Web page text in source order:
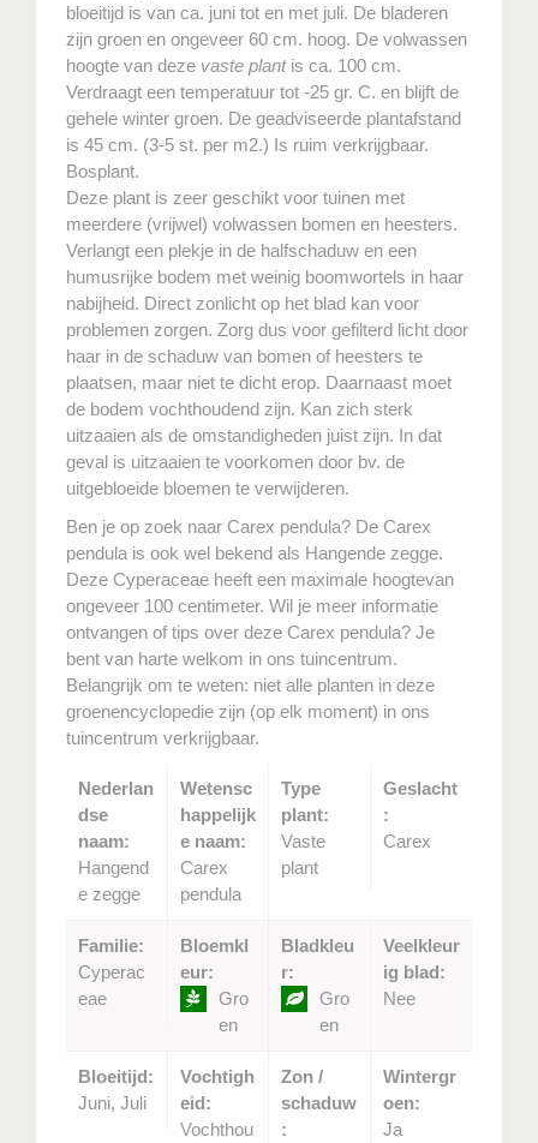
bloeitijd is van ca. juni tot en met juli. De bladeren
zijn groen en ongeveer 60 cm. hoog. De volwassen
hoogte van deze vaste plantis ca. 100 cm.
Verdraagt een temperatuur tot -25 gr. C. en blijft de
gehele winter groen. De geadviseerde plantafstand
is 45 cm. (3-5 st. per m2.) Is ruim verkrijgbaar.
Bosplant.
Deze plant is zeer geschikt voor tuinen met
meerdere (vrijwel) volwassen bomen en heesters.
Verlangt een plekje in de halfschaduw en een
humusrijke bodem met weinig boomwortels in haar
nabijheid. Direct zonlicht op het blad kan voor
problemen zorgen. Zorg dus voor gefilterd licht door
haar in de schaduw van bomen of heesters te
plaatsen, maar niet te dicht erop. Daarnaast moet
de bodem vochthoudend zijn. Kan zich sterk
uitzaaien als de omstandigheden juist zijn. In dat
geval is uitzaaien te voorkomen door bv. de
uitgebloeide bloemen te verwijderen.
Ben je op zoek naar Carex pendula? De Carex
pendula is ook wel bekend als Hangende zegge.
Deze Cyperaceae heeft een maximale hoogtevan
ongeveer 100 centimeter. Wil je meer informatie
ontvangen of tips over deze Carex pendula? Je
bent van harte welkom in ons tuincentrum.
Belangrijk om te weten: niet alle planten in deze
groenencyclopedie zijn (op elk moment) in ons
tuincentrum verkrijgbaar.
Nederlan
dse
naam:
Hangend
e zegge
Wetensc
happelijk
e naam:
Carex
pendula
Type
plant:
Vaste
plant
Geslacht
:
Carex
Familie:
Cyperac
eae
Bloemkl
eur:
Gro
en
Bladkleu
r:
Gro
en
Veelkleur
ig blad:
Nee
Bloeitijd:
Juni, Juli
Vochtigh
eid:
Vochthou
Zon /
schaduw
:
Wintergr
oen:
Ja